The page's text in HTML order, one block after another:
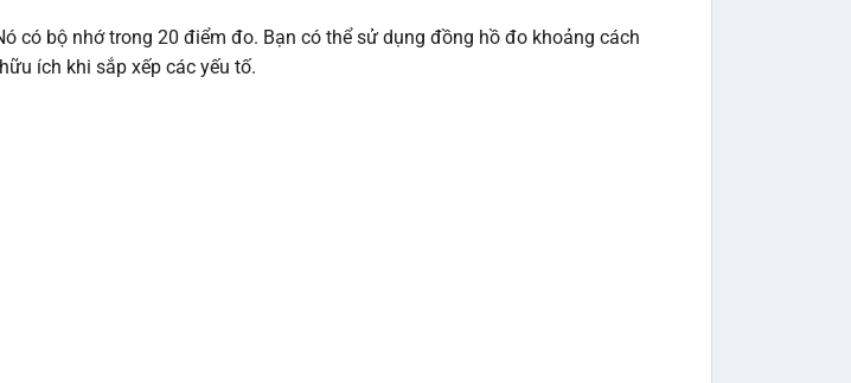
có bộ nhớ trong 20 điểm đo. Bạn có thể sử dụng đồng hồ đo khoảng cách
ích khi sắp xếp các yếu tố.